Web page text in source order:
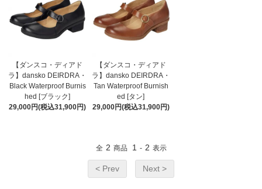
【ダンスコ・ディアド
ラ】dansko DEIRDRA・
Black Waterproof Burnis
hed [ブラック]
29,000円(税込31,900円)
【ダンスコ・ディアド
ラ】dansko DEIRDRA・
Tan Waterproof Burnish
ed [タン]
29,000円(税込31,900円)
全 2 商品 1 - 2 表示
< Prev Next >